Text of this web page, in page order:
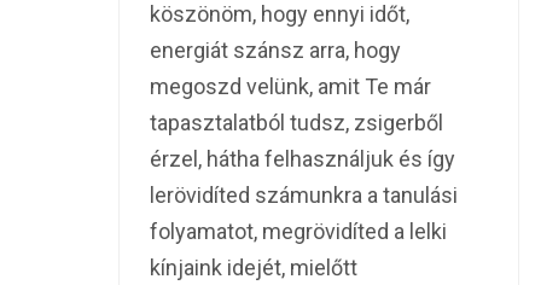
köszönöm, hogy ennyi időt,
energiát szánsz arra, hogy
megoszd velünk, amit Te már
tapasztalatból tudsz, zsigerből
érzel, hátha felhasználjuk és így
lerövidíted számunkra a tanulási
folyamatot, megrövidíted a lelki
kínjaink idejét, mielőtt